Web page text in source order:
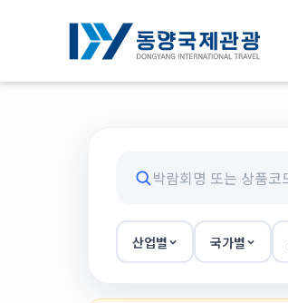
산업별 국가별